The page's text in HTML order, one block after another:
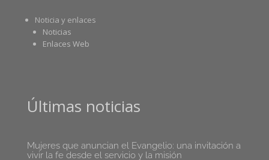
Noticia y enlaces
Noticias
Enlaces Web
Últimas noticias
Mujeres que anuncian el Evangelio: una invitación a
vivir la fe desde el servicio y la misión